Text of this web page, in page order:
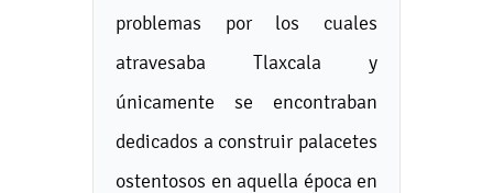
problemas por los cuales
atravesaba Tlaxcala y
únicamente se encontraban
dedicados a construir palacetes
ostentosos en aquella época en